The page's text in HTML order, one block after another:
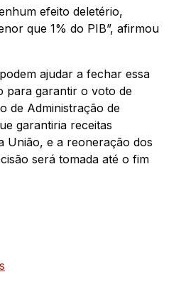
efeito deletério,
que 1% do PIB”, afirmou
ajudar a fechar essa
para garantir o voto de
de Administração de
garantiria receitas
União, e a reoneração dos
será tomada até o fim